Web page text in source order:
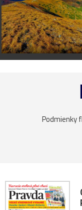
Podmienky